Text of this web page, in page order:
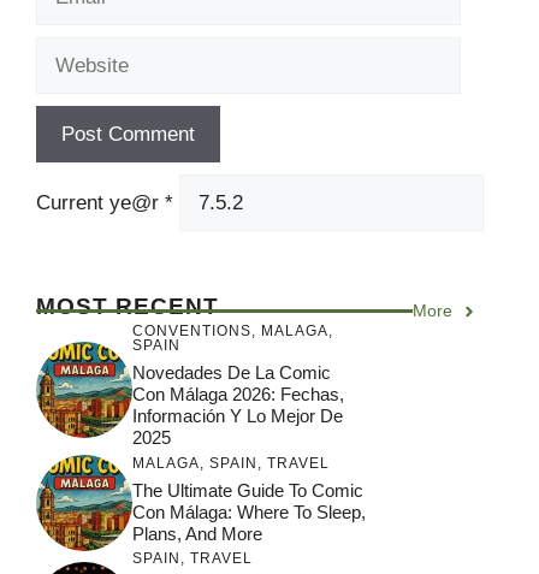
Current ye@r *
MOST RECENT More
CONVENTIONS, MALAGA,
SPAIN
Novedades De La Comic
Con Málaga 2026: Fechas,
Información Y Lo Mejor De
2025
MALAGA SPAIN TRAVEL
The Ultimate Guide To Comic
Con Málaga: Where To Sleep,
Plans, And More
SPAIN , TRAVEL